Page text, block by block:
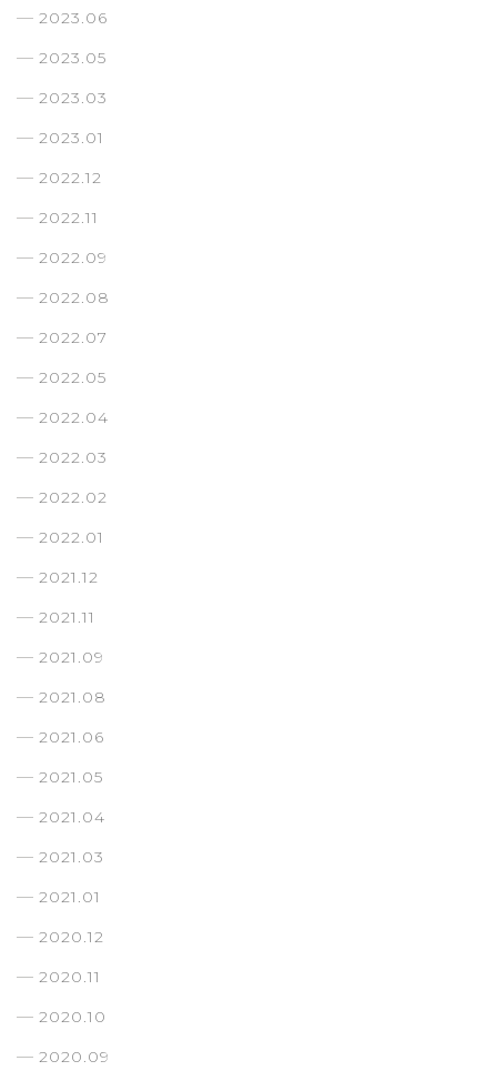
2023.06
2023.05
2023.03
2023.01
2022.12
2022.11
2022.09
2022.08
2022.07
2022.05
2022.04
2022.03
2022.02
2022.01
2021.12
2021.11
2021.09
2021.08
2021.06
2021.05
2021.04
2021.03
2021.01
2020.12
2020.11
2020.10
2020.09